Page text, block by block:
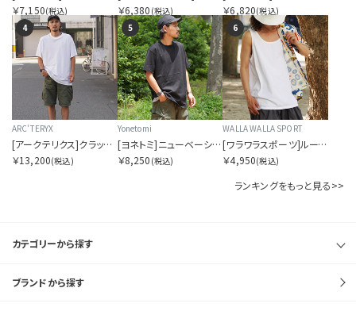
￥7,150(税込)
￥6,380 (税込)
￥6,820(税込)
4
ARC'TERYX
[アークテリクス]クラッグ SL コットン ブラード バード ショートスリーブ メンズ
￥13,200(税込)
5
Yonetomi
[ヨネトミ]ニューベーシックTシャツ
￥8,250 (税込)
6
WALLA WALLA SPORT
[ワラワラスポーツ]ルーズタンク
￥4,950(税込)
ランキングをもっと見る>>
カテゴリーから探す
ブランドから探す